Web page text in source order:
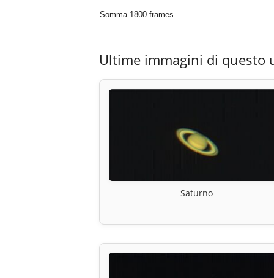
Somma 1800 frames.
Ultime immagini di questo
Saturno